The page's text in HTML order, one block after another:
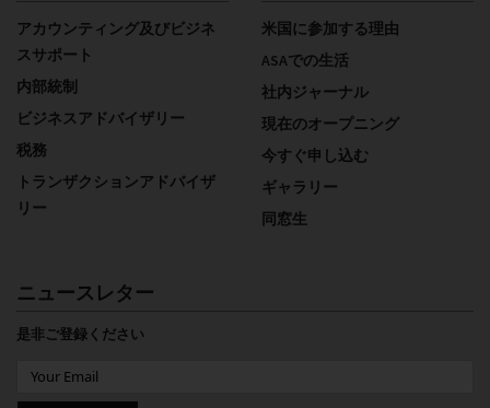
アカウンティング及びビジネ
スサポート
内部統制
ビジネスアドバイザリー
税務
トランザクションアドバイザ
リー
米国に参加する理由
ASAでの生活
社内ジャーナル
現在のオープニング
今すぐ申し込む
ギャラリー
同窓生
ニュースレター
是非ご登録ください